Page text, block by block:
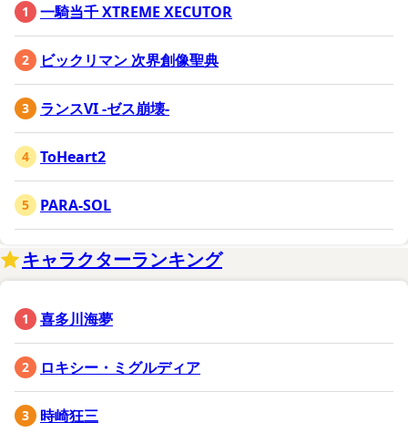
商品情報ページ
https://sites.google.com/kadokawa.jp/kdcolle-
一騎当千 XTREME XECUTOR
ビックリマン 次界創像聖典
ランスVI -ゼス崩壊-
ToHeart2
PARA-SOL
キャラクターランキング
喜多川海夢
ロキシー・ミグルディア
時崎狂三